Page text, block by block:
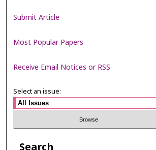
Submit Article
Most Popular Papers
Receive Email Notices or RSS
Select an issue: